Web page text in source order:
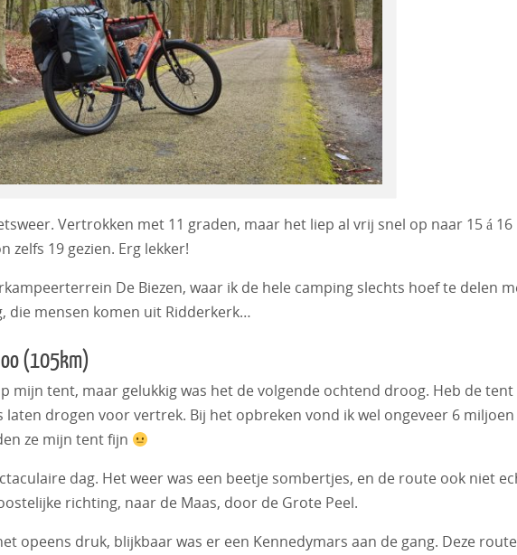
Vertrokken met 11 graden, maar het liep al vrij snel op naar 15 á 16
zelfs 19 gezien. Erg lekker!
De Biezen, waar ik de hele camping slechts hoef te delen
die mensen komen uit Ridderkerk…
(105km)
mijn tent, maar gelukkig was het de volgende ochtend droog. Heb de tent
laten drogen voor vertrek. Bij het opbreken vond ik wel ongeveer 6 miljoen
ze mijn tent fijn
dag. Het weer was een beetje sombertjes, en de route ook niet
richting, naar de Maas, door de Grote Peel.
opeens druk, blijkbaar was er een Kennedymars aan de gang. Deze route